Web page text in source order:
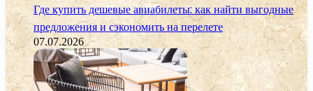
Где купить дешевые авиабилеты: как найти выгодные
предложения и сэкономить на перелете
07.07.2026